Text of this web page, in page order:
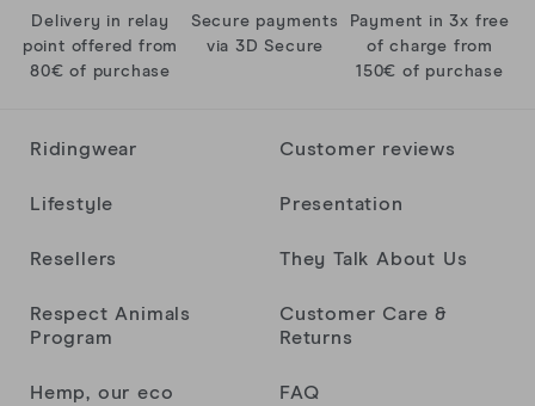
Benoît Curchod
Excellente qualité. Belles finitions et semble
Yves
Delivery in relay
point offered from
80€ of purchase
Secure payments
via 3D Secure
Payment in 3x free
of charge from
150€ of purchase
Ridingwear
Lifestyle
Resellers
Respect Animals
Program
Hemp, our eco
Customer reviews
Presentation
They Talk About Us
Customer Care &
Returns
FAQ